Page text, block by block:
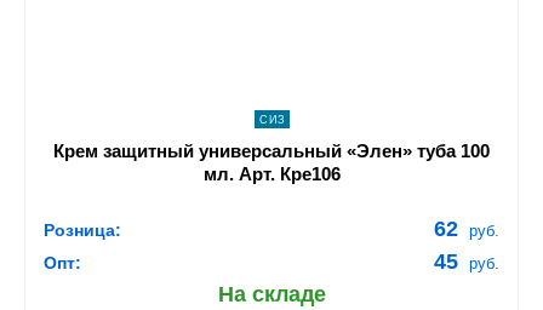
СИЗ
Крем защитный универсальный «Элен» туба 100
мл. Арт. Кре106
Розница: 62 руб.
Опт: 45 руб.
На складе